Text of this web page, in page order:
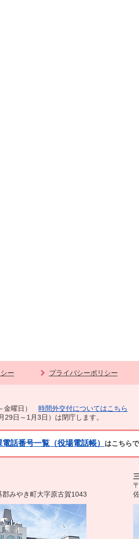
ー プライバシーポリシー
金曜日） 時間外交付についてはこちら
日～1月3日）は閉庁します。
電話番号一覧（役場電話帳） はこちらで
郡みやき町大字原古賀1043